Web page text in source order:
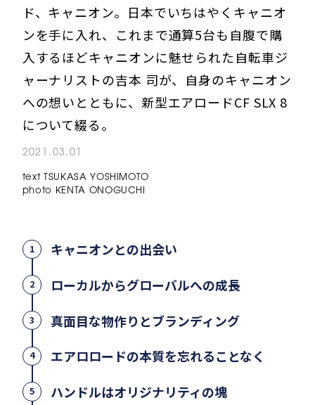
ド、キャニオン。日本でいちはやくキャニオ
ンを手に入れ、これまで通算5台も自腹で購
入するほどキャニオンに魅せられた自転車ジ
ャーナリストの吉本 司が、自身のキャニオン
への想いとともに、新型エアロードCF SLX 8
について綴る。
2021.03.01
text TSUKASA YOSHIMOTO
photo KENTA ONOGUCHI
1 キャニオンとの出会い
2 ローカルからグローバルへの成長
3 真面目な物作りとブランディング
4 エアロロードの本質を忘れることなく
5 ハンドルはオリジナリティの塊